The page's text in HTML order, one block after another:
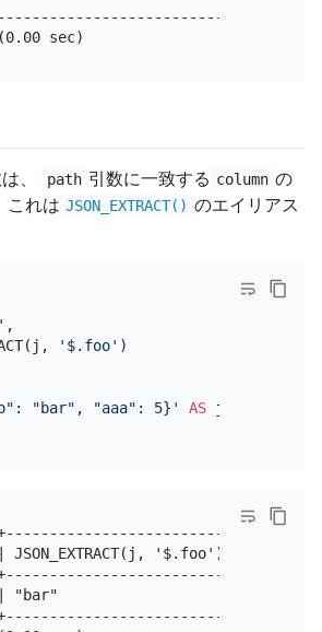
、 path 引数に一致する column の
これは JSON_EXTRACT() のエイリアス
,
'$.foo'
"bar", "aaa": 5}'
AS j
+
'$.foo') |
+
"bar"                    |
+